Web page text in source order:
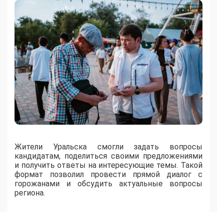
Жители Уральска смогли задать вопросы
кандидатам, поделиться своими предложениями
и получить ответы на интересующие темы. Такой
формат позволил провести прямой диалог с
горожанами и обсудить актуальные вопросы
региона.